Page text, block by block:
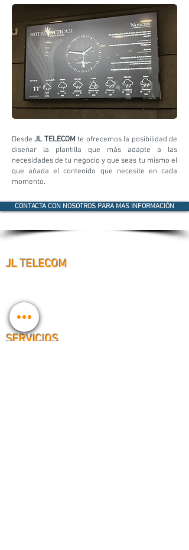
DesdeJL TELECOMte ofrecemos la posibilidad de
diseñar la plantilla que más adapte a las
necesidades de tu negocio y que seas tu mismo el
que añada el contenido que necesite en cada
momento.
CONTACTA CON NOSOTROS PARA MAS INFORMACIÓN
JL TELECOM
Contacto
Partners
SERVICIOS